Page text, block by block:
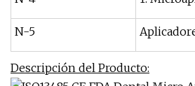
N-5
Descripción del Producto: